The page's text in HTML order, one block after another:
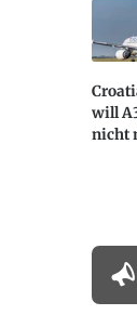
will
nicht